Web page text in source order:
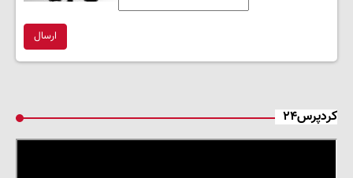
ارسال
کردپرس۲۴